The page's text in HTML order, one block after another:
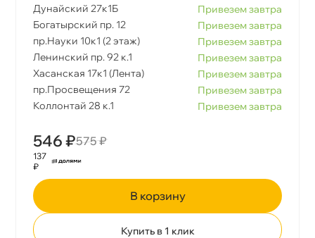
Дунайский 27к1Б
Привезем завтра
Богатырский пр. 12
Привезем завтра
пр.Науки 10к1 (2 этаж)
Привезем завтра
Ленинский пр. 92 к.1
Привезем завтра
Хасанская 17к1 (Лента)
Привезем завтра
пр.Просвещения 72
Привезем завтра
Коллонтай 28 к.1
Привезем завтра
546 ₽575 ₽
137
₽
корзину
Купить в 1 клик